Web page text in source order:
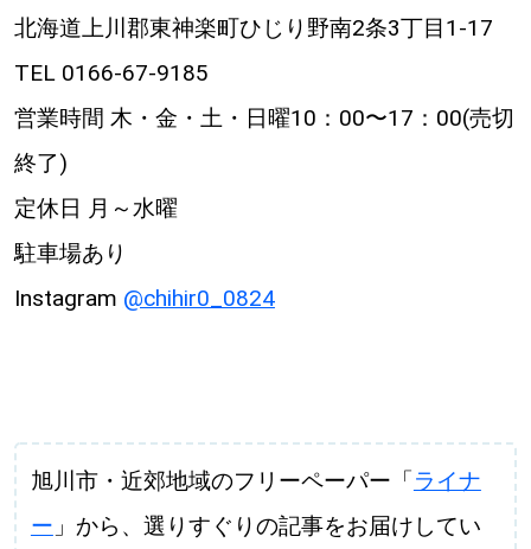
北海道上川郡東神楽町ひじり野南2条3丁目1-17
TEL 0166-67-9185
営業時間 木・金・土・日曜10：00〜17：00(売切
終了)
定休日 月～水曜
駐車場あり
Instagram @chihir0_0824
旭川市・近郊地域のフリーペーパー「ライナ
ー 」から、選りすぐりの記事をお届けしてい